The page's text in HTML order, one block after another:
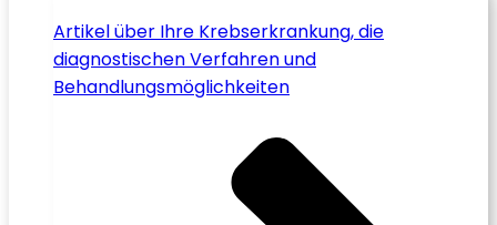
Artikel über Ihre Krebserkrankung, die
diagnostischen Verfahren und
Behandlungsmöglichkeiten